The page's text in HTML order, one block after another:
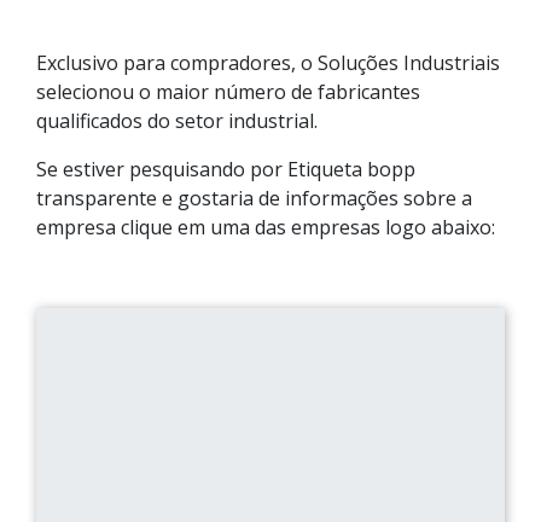
Exclusivo para compradores, o Soluções Industriais
selecionou o maior número de fabricantes
qualificados do setor industrial.
Se estiver pesquisando por Etiqueta bopp
transparente e gostaria de informações sobre a
empresa clique em uma das empresas logo abaixo: